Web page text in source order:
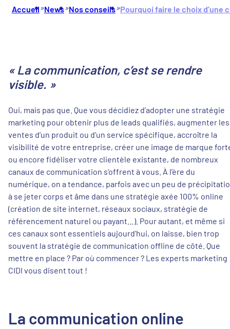
Accueil»News»Nos conseils»Pourquoi faire le choix d’une
« La communication, c’est se rendre
visible. »
Oui, mais pas que. Que vous décidiez d’adopter une stratégie
marketing pour obtenir plus de leads qualifiés, augmenter les
ventes d’un produit ou d’un service spécifique, accroître la
visibilité de votre entreprise, créer une image de marque
ou encore fidéliser votre clientèle existante, de nombreux
canaux de communication s’offrent à vous. À l’ère du
numérique, on a tendance, parfois avec un peu de
à se jeter corps et âme dans une stratégie axée 100% online
(création de site internet, réseaux sociaux, stratégie de
référencement naturel ou payant…). Pour autant, et même si
ces canaux sont essentiels aujourd’hui, on laisse, bien trop
souvent la stratégie de communication offline de côté. Que
mettre en place ? Par où commencer ? Les experts marketing
CIDI vous disent tout !
La communication online